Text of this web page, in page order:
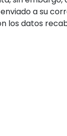
de su
respecto a
su